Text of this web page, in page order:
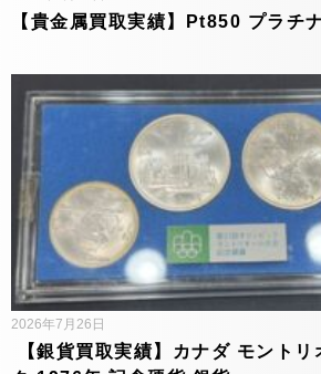
【貴金属買取実績】Pt850 プラチ
【銀貨買取実績】カナダ モントリ
2026年7月26日